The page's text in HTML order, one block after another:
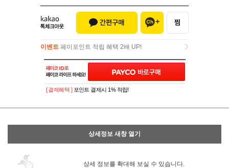
이벤트 페이포인트 적립 혜택 2배 UP!
이벤트페이포인트 적립 혜택 2배 UP!
[ 결제혜택 ] 포인트 결제시 1% 적립!
상세정보 새창 열기
상세 정보를 확대해 보실 수 있습니다.